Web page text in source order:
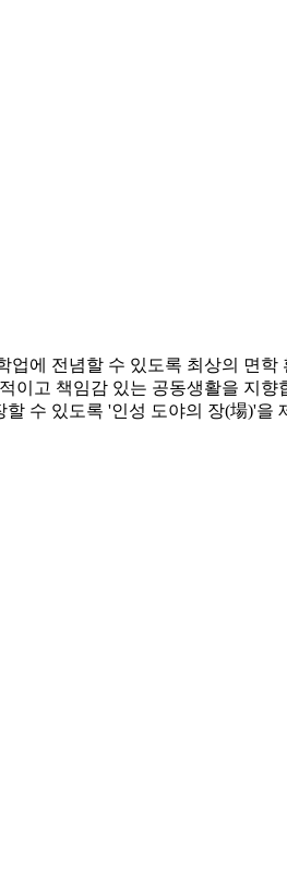
에 전념할 수 있도록 최상의 면
고 책임감 있는 공동생활을 지
수 있도록 '인성 도야의 장(場)'을